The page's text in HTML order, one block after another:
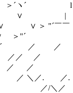
´
|
￣
ヽ
´ ／／
／
＼／
/＼